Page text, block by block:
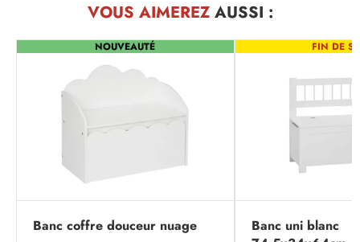
VOUS AIMEREZAUSSI :
NOUVEAUTÉ
Banc coffre douceur nuage
FIN DE
Banc uni blanc